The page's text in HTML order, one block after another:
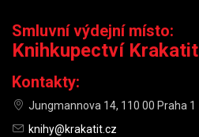
Smluvní výdejní místo:
Knihkupectví Krakatit
Kontakty:
Jungmannova 14, 110 00 Praha 1
knihy@krakatit.cz